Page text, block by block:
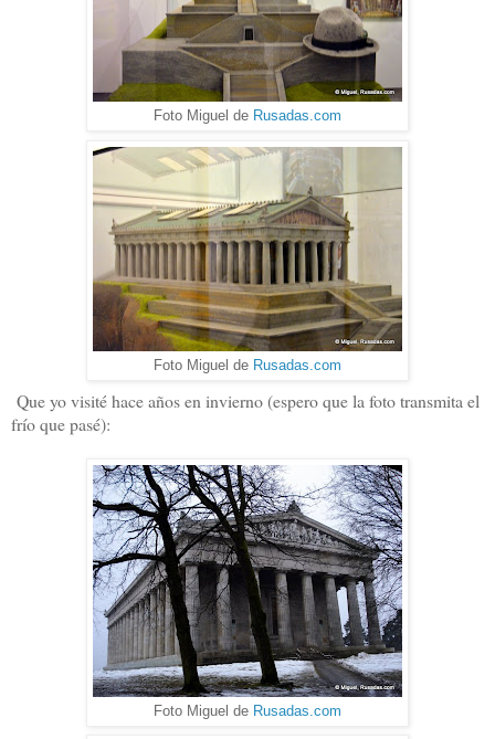
Foto Miguel de Rusadas.com
Foto Miguel de Rusadas.com
Que yo visité hace años en invierno (espero que la foto transmita el
frío que pasé):
Foto Miguel de Rusadas.com